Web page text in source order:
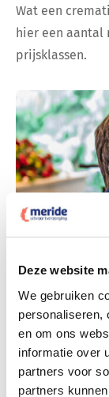
Deze website
We gebruiken
personaliseren,
en om ons
informatie over
partners voor
partners
Wat een
hier een
prijsklassen.
Dit kost
Bekijk tarieven
Bekijk tarieven